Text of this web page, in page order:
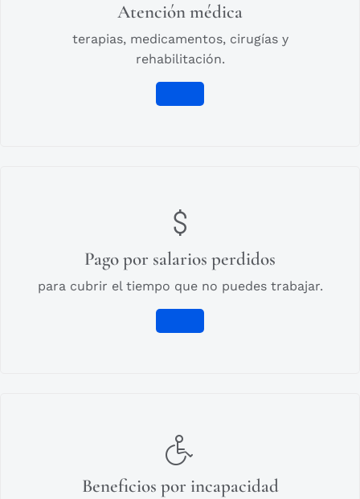
Atención médica
terapias, medicamentos, cirugías y
rehabilitación.
Pago por salarios perdidos
para cubrir el tiempo que no puedes trabajar.
Beneficios por incapacidad